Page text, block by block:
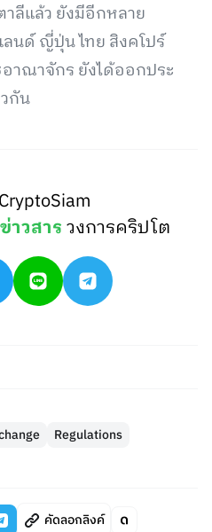
ลีแล้ว ยังมีอีกหลาย
ลนด์ ญี่ปุ่น ไทย สิงคโปร์
าณาจักร ยังได้ออกประ
กัน
าวสารวงการคริปโต
Regulations
คัดลอกลิงค์